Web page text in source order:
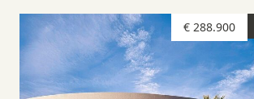
€ 288.900